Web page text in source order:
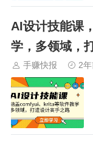
AI设计技能课
学，多领域，
手赚快报 2